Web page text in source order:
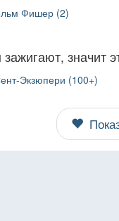
Фишер (2)
значит
Экзюпери (100+)